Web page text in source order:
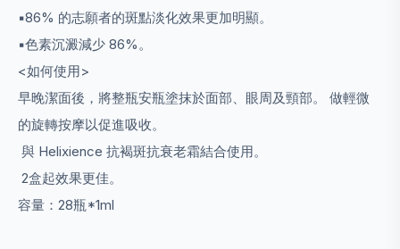
▪︎86% 的志願者的斑點淡化效果更加明顯。
▪︎色素沉澱減少 86%。
<如何使用>
早晚潔面後，將整瓶安瓶塗抹於面部、眼周及頸部。 做輕微
的旋轉按摩以促進吸收。
與 Helixience 抗褐斑抗衰老霜結合使用。
2盒起效果更佳。
容量：28瓶*1ml